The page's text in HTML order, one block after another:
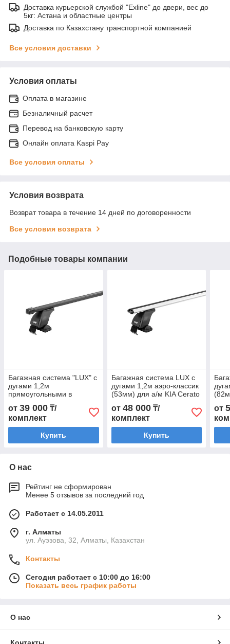
Доставка курьерской службой "Exline" до двери, вес до
5кг: Астана и областные центры
Доставка по Казахстану транспортной компанией
Все условия доставки
Условия оплаты
Оплата в магазине
Безналичный расчет
Перевод на банковскую карту
Онлайн оплата Kaspi Pay
Все условия оплаты
Условия возврата
Возврат товара в течение 14 дней по договоренности
Все условия возврата
Подобные товары компании
Багажная система "LUX" с
дугами 1,2м
прямоугольными в
пластике для а/м KIA
Cerato II Sedan 2009-
2013 г.в.
от 39 000 ₸/
комплект
Купить
Багажная система LUX с
дугами 1,2м аэро-классик
(53мм) для а/м KIA Cerato
II Sedan 2009-2013 г.в.
от 48 000₸/
комплект
Купить
от
О нас
Рейтинг не сформирован
Менее 5 отзывов за последний год
Работает с 14.05.2011
г. Алматы
ул. Ауэзова, 32, Алматы, Казахстан
Контакты
Сегодня работает с 10:00 до 16:00
Показать весь график работы
О нас